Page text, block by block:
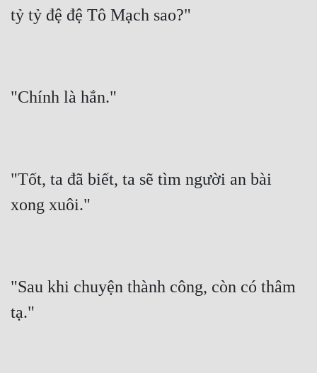
tỷ tỷ đệ đệ Tô Mạch sao?"
"Chính là hắn."
"Tốt, ta đã biết, ta sẽ tìm người an bài
xong xuôi."
"Sau khi chuyện thành công, còn có thâm
tạ."